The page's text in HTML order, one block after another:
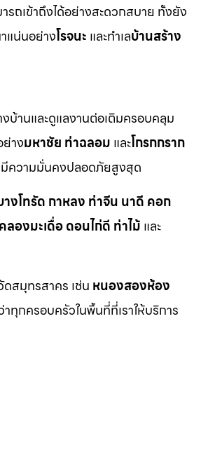
รถเข้าถึงได้อย่างสะดวกสบาย ทั้งยัง
แน่นอย่างโรจนะ และทำเลบ้านสร้าง
บ้านและดูแลงานต่อเติมครอบคลุม
างมหาชัย ท่าฉลอม และโกรกกราก
มีความมั่นคงปลอดภัยสูงสุด
งโทรัด กาหลง ท่าจีน นาดี คอก
องมะเดื่อ ดอนไก่ดี ท่าไม้ และ
สมุทรสาคร เช่น หนองสองห้อง
ทุกครอบครัวในพื้นที่ที่เราให้บริการ